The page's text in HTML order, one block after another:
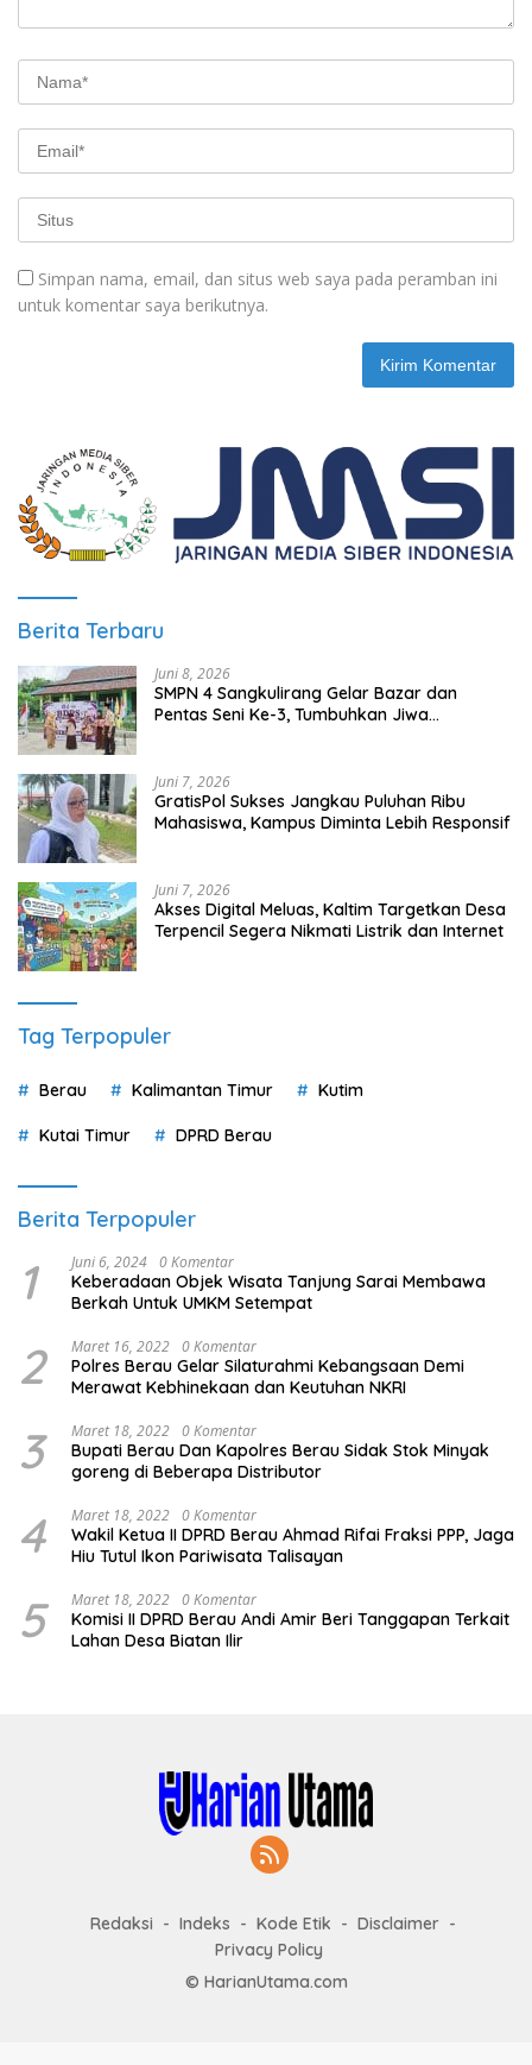
Simpan nama, email, dan situs web saya pada peramban ini
untuk komentar saya berikutnya.
Berita Terbaru
Juni 8, 2026
SMPN 4 Sangkulirang Gelar Bazar dan
Pentas Seni Ke-3, Tumbuhkan Jiwa
Juni 7, 2026
GratisPol Sukses Jangkau Puluhan Ribu
Mahasiswa, Kampus Diminta Lebih Responsif
Juni 7, 2026
Akses Digital Meluas, Kaltim Targetkan Desa
Terpencil Segera Nikmati Listrik dan Internet
Tag Terpopuler
Berau Kalimantan Timur Kutim
Kutai Timur DPRD Berau
Berita Terpopuler
1 Juni 6, 2024 0 Komentar
Keberadaan Objek Wisata Tanjung Sarai Membawa
Berkah Untuk UMKM Setempat
2 Maret 16, 2022 0 Komentar
Polres Berau Gelar Silaturahmi Kebangsaan Demi
Merawat Kebhinekaan dan Keutuhan NKRI
3 Maret 18, 2022 0 Komentar
Bupati Berau Dan Kapolres Berau Sidak Stok Minyak
goreng di Beberapa Distributor
4 Maret 18, 2022 0 Komentar
Wakil Ketua II DPRD Berau Ahmad Rifai Fraksi PPP, Jaga
Hiu Tutul Ikon Pariwisata Talisayan
5 Maret 18, 2022 0 Komentar
Komisi II DPRD Berau Andi Amir Beri Tanggapan Terkait
Lahan Desa Biatan Ilir
Redaksi Indeks Kode Etik
Disclaimer
Privacy Policy
© HarianUtama.com